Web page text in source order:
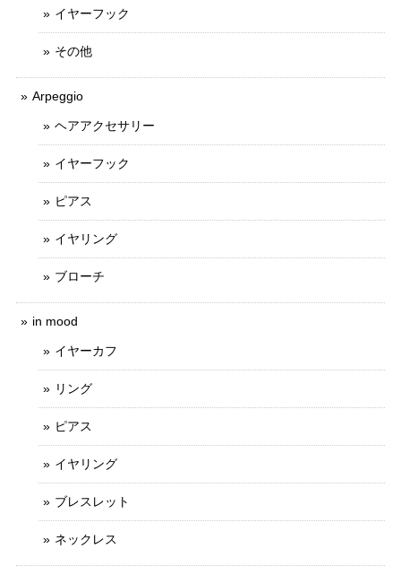
イヤーフック
その他
Arpeggio
ヘアアクセサリー
イヤーフック
ピアス
イヤリング
ブローチ
in mood
イヤーカフ
リング
ピアス
イヤリング
ブレスレット
ネックレス